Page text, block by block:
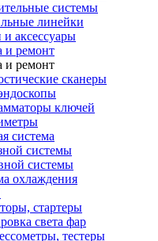
системы
линейки
аксессуары
и ремонт
и ремонт
сканеры
ключей
система
системы
системы
охлаждения
стартеры
света фар
тестеры